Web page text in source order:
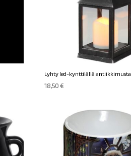
Lyhty led-kynttilällä antiikkimusta
18,50€